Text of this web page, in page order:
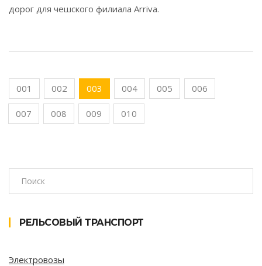
дорог для чешского филиала Arriva.
001 002 003 004 005 006
007 008 009 010
РЕЛЬСОВЫЙ ТРАНСПОРТ
Электровозы